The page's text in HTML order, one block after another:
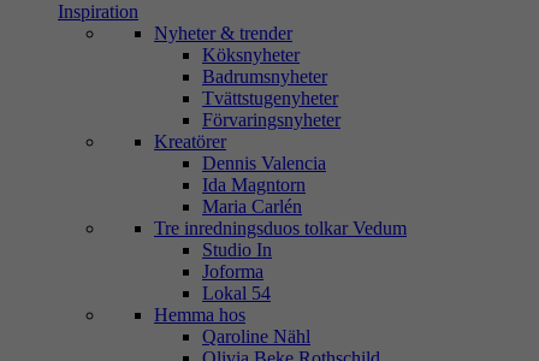
Inspiration
Nyheter & trender
Köksnyheter
Badrumsnyheter
Tvättstugenyheter
Förvaringsnyheter
Kreatörer
Dennis Valencia
Ida Magntorn
Maria Carlén
Tre inredningsduos tolkar Vedum
Studio In
Joforma
Lokal 54
Hemma hos
Qaroline Nähl